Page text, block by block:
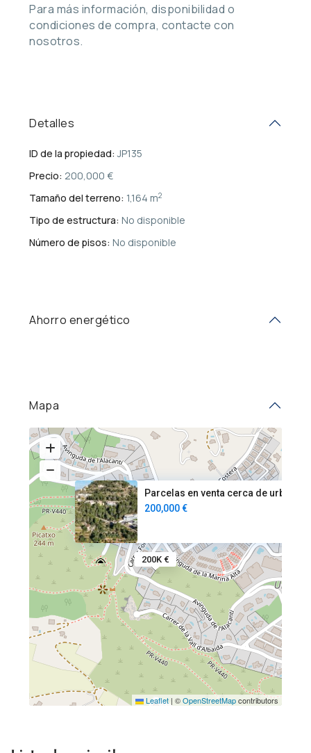
Para más información, disponibilidad o
condiciones de compra, contacte con
nosotros.
Detalles
ID de la propiedad: JP135
Precio: 200,000 €
Tamaño del terreno: 1,164 m2
Tipo de estructura: No disponible
Número de pisos: No disponible
Ahorro energético
Mapa
200K €
Parcelas en venta cerca de urb
200,000 €
Leaflet | ©OpenStreetMapcontributors